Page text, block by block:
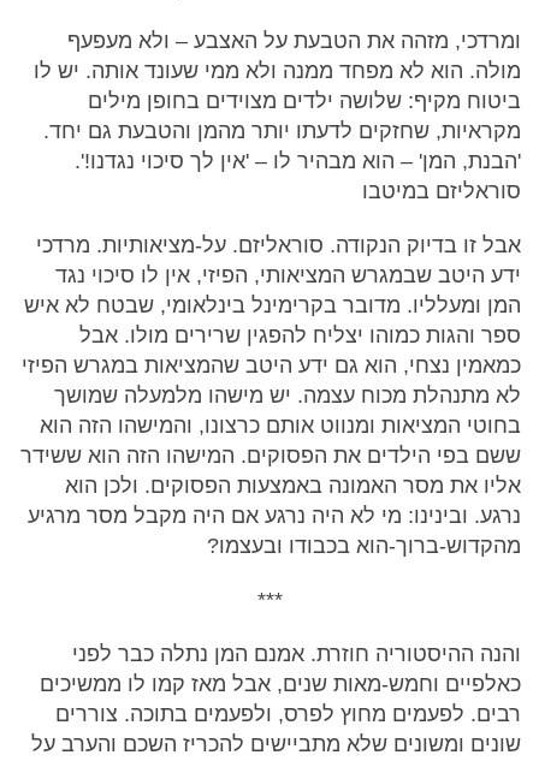
ומרדכי, מזהה את הטבעת על האצבע – ולא מעפעף
מולה. הוא לא מפחד ממנה ולא ממי שעונד אותה. יש לו
ביטוח מקיף: שלושה ילדים מצוידים בחופן מילים
מקראיות, שחזקים לדעתו יותר מהמן והטבעת גם יחד.
'הבנת, המן' – הוא מבהיר לו – 'אין לך סיכוי נגדנו!'.
סוראליזם במיטבו
אבל זו בדיוק הנקודה. סוראליזם. על-מציאותיות. מרדכי
ידע היטב שבמגרש המציאותי, הפיזי, אין לו סיכוי נגד
המן ומעלליו. מדובר בקרימינל בינלאומי, שבטח לא איש
ספר והגות כמוהו יצליח להפגין שרירים מולו. אבל
כמאמין נצחי, הוא גם ידע היטב שהמציאות במגרש הפיזי
לא מתנהלת מכוח עצמה. יש מישהו מלמעלה שמושך
בחוטי המציאות ומנווט אותם כרצונו, והמישהו הזה הוא
ששם בפי הילדים את הפסוקים. המישהו הזה הוא ששידר
אליו את מסר האמונה באמצעות הפסוקים. ולכן הוא
נרגע. ובינינו: מי לא היה נרגע אם היה מקבל מסר מרגיע
מהקדוש-ברוך-הוא בכבודו ובעצמו?
***
והנה ההיסטוריה חוזרת. אמנם המן נתלה כבר לפני
כאלפיים וחמש-מאות שנים, אבל מאז קמו לו ממשיכים
רבים. לפעמים מחוץ לפרס, ולפעמים בתוכה. צוררים
שונים ומשונים שלא מתביישים להכריז השכם והערב על